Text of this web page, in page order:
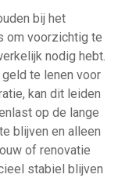
bij het
om voorzichtig te
nodig hebt.
te lenen voor
kan dit leiden
op de lange
blijven en alleen
of renovatie
stabiel blijven